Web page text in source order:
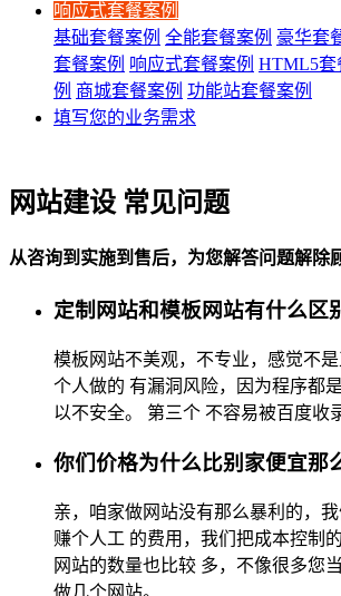
响应式套餐案例
基础套餐案例 全能套餐案例 豪华套
套餐案例 响应式套餐案例 HTML5套
例 商城套餐案例 功能站套餐案例
填写您的业务需求
网站建设 常见问题
从咨询到实施到售后，为您解答问题解除
定制网站和模板网站有什么区
模板网站不美观，不专业，感觉不
个人做的 有漏洞风险，因为程序都
以不安全。 第三个 不容易被百度收
你们价格为什么比别家便宜那
亲，咱家做网站没有那么暴利的，
赚个人工 的费用，我们把成本控制
网站的数量也比较 多，不像很多您
做几个网站。